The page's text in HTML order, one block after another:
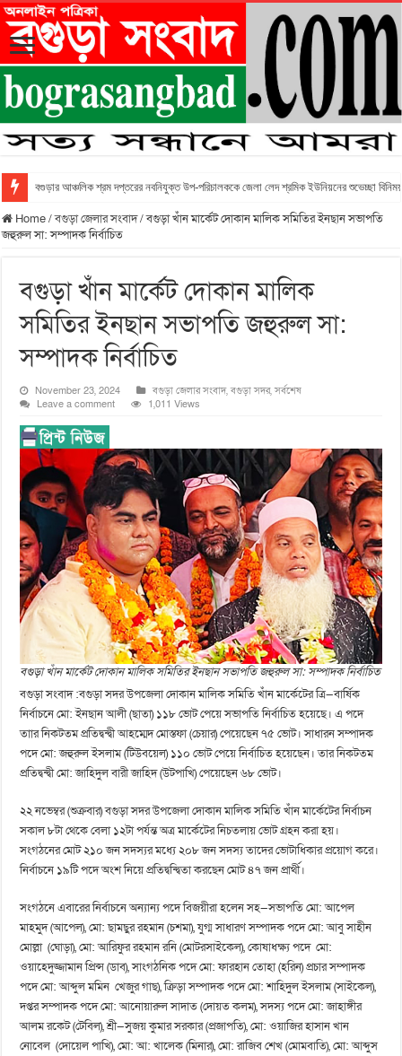
বগুড়ার আঞ্চলিক শ্রম দপ্তরের নবনিযুক্ত উপ-পরিচালককে জেলা লেদ শ্রমিক ইউনিয়নের শুভেচ্ছা
Home/বগুড়া জেলার সংবাদ/বগুড়া খাঁন মার্কেট দোকান মালিক সমিতির ইনছান সভাপতি
জহুরুল সা: সম্পাদক নির্বাচিত
বগুড়া খাঁন মার্কেট দোকান মালিক
সমিতির ইনছান সভাপতি জহুরুল সা:
সম্পাদক নির্বাচিত
November 23, 2024 বগুড়া জেলার সংবাদ,বগুড়া সদর,সর্বশেষ
Leave a comment
1,011 Views
বগুড়া খাঁন মার্কেট দোকান মালিক সমিতির ইনছান সভাপতি জহুরুল সা: সম্পাদক নির্বাচিত
বগুড়া সংবাদ :বগুড়া সদর উপজেলা দোকান মালিক সমিতি খাঁন মার্কেটের ত্রি—বার্ষিক
নির্বাচনে মো: ইনছান আলী (ছাতা) ১১৮ ভোট পেয়ে সভাপতি নির্বাচিত হয়েছে। এ পদে
তাার নিকটতম প্রতিদ্বন্দ্বী আহম্মেদ মোস্তফা (চেয়ার) পেয়েছেন ৭৫ ভোট। সাধারন সম্পাদক
পদে মো: জহুরুল ইসলাম (টিউবয়েল) ১১০ ভোট পেয়ে নির্বাচিত হয়েছেন। তার নিকটতম
প্রতিদ্বন্দ্বী মো: জাহিদুল বারী জাহিদ (উটপাখি) পেয়েছেন ৬৮ ভোট।
২২ নভেম্বর (শুক্রবার) বগুড়া সদর উপজেলা দোকান মালিক সমিতি খাঁন মার্কেটের নির্বাচন
সকাল ৮টা থেকে বেলা ১২টা পর্যন্ত অত্র মার্কেটের নিচতলায় ভোট গ্রহন করা হয়।
সংগঠনের মোট ২১০ জন সদস্যর মধ্যে ২০৮ জন সদস্য তাদের ভোটাধিকার প্রয়োগ করে।
নির্বাচনে ১৯টি পদে অংশ নিয়ে প্রতিদ্বন্দ্বিতা করছেন মোট ৪৭ জন প্রার্থী।
সংগঠনে এবারের নির্বাচনে অন্যান্য পদে বিজয়ীরা হলেন সহ—সভাপতি মো: আপেল
মাহমুদ (আপেল), মো: ছামছুর রহমান (চশমা), যুগ্ম সাধারণ সম্পাদক পদে মো: আবু সাহীন
মোল্লা (ঘোড়া), মো: আরিফুর রহমান রনি (মোটরসাইকেল), কোষাধক্ষ্য পদে মো:
ওয়াহেদুজ্জামান প্রিন্স (ডাব), সাংগঠনিক পদে মো: ফারহান তোহা (হরিন) প্রচার সম্পাদক
পদে মো: আব্দুল মমিন খেজুর গাছ), ক্রিড়া সম্পাদক পদে মো: শাহিদুল ইসলাম (সাইকেল),
দপ্তর সম্পাদক পদে মো: আনোয়ারুল সাদাত (দোয়ত কলম), সদস্য পদে মো: জাহাঙ্গীর
আলম রকেট (টেবিল), শ্রী—সুজয় কুমার সরকার (প্রজাপতি), মো: ওয়াজির হাসান খান
নোবেল (দোয়েল পাখি), মো: আ: খালেক (মিনার), মো: রাজিব শেখ (মোমবাতি), মো: আব্দুস